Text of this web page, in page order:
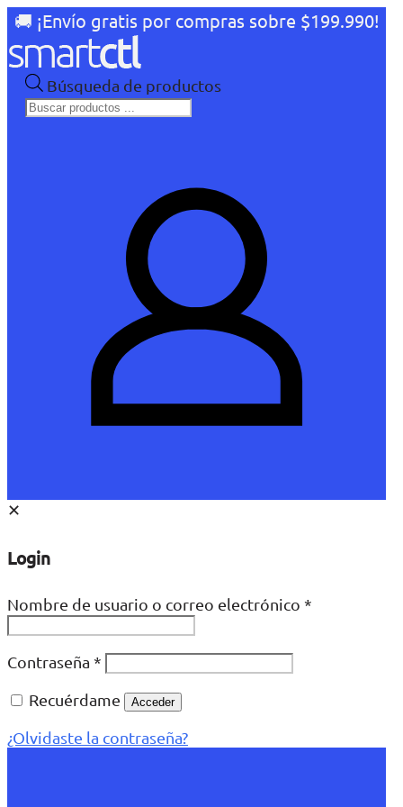
🚚 ¡Envío gratis por compras sobre $199.990!
Búsqueda de productos
✕
Login
Nombre de usuario o correo electrónico *
Contraseña *
Recuérdame
Acceder
¿Olvidaste la contraseña?